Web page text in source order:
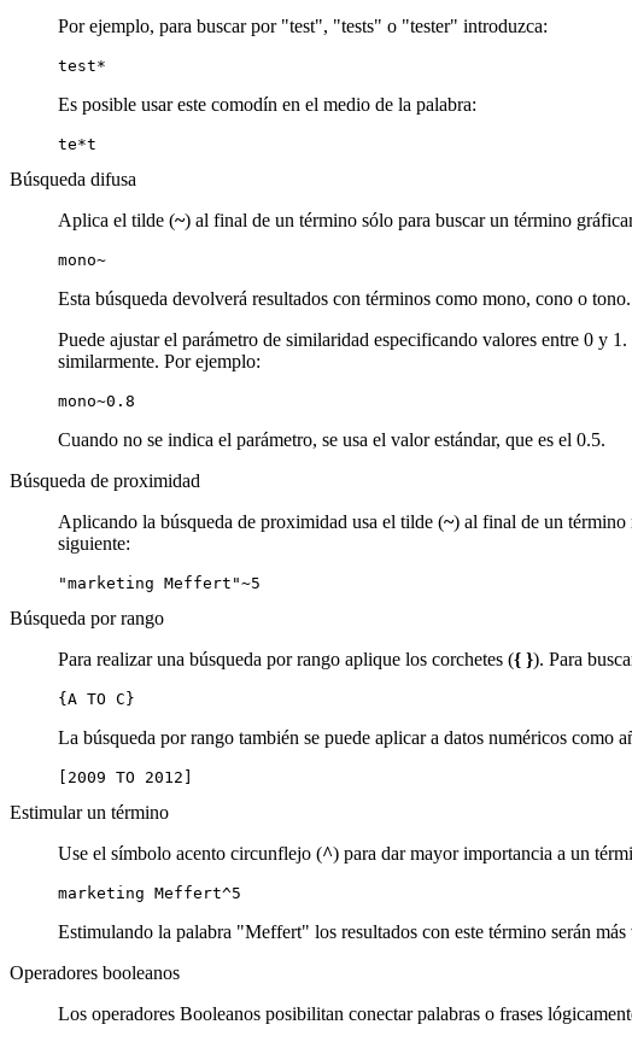
Por ejemplo, para buscar por "test", "tests" o "tester" introduzca:
test*
Es posible usar este comodín en el medio de la palabra:
te*t
Búsqueda difusa
Aplica el tilde (~) al final de un término sólo para buscar un término
mono~
Esta búsqueda devolverá resultados con términos como mono, cono o tono.
Puede ajustar el parámetro de similaridad especificando valores entre 0 y
similarmente. Por ejemplo:
mono~0.8
Cuando no se indica el parámetro, se usa el valor estándar, que es el 0.5.
Búsqueda de proximidad
Aplicando la búsqueda de proximidad usa el tilde (~) al final de un término
siguiente:
"marketing Meffert"~5
Búsqueda por rango
Para realizar una búsqueda por rango aplique los corchetes ({ }). Para
{A TO C}
La búsqueda por rango también se puede aplicar a datos numéricos como
[2009 TO 2012]
Estimular un término
Use el símbolo acento circunflejo (^) para dar mayor importancia a un
marketing Meffert^5
Estimulando la palabra "Meffert" los resultados con este término serán más
Operadores booleanos
Los operadores Booleanos posibilitan conectar palabras o frases